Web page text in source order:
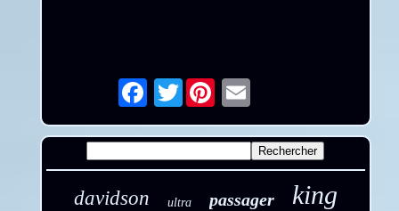
Twitter Email
davidson ultra passager king